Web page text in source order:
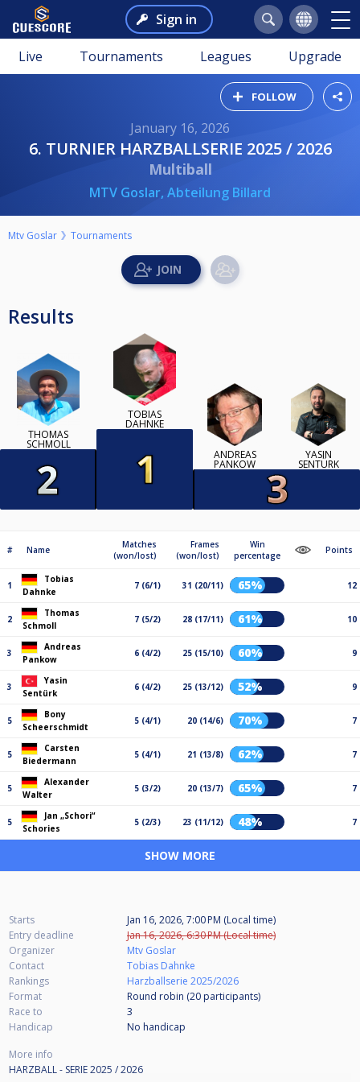
Sign in
Live Tournaments Leagues Upgrade
FOLLOW
January 16, 2026
6. TURNIER HARZBALLSERIE 2025 / 2026
Multiball
MTV Goslar, Abteilung Billard
Mtv Goslar Tournaments
Results
THOMAS
SCHMOLL
TOBIAS
DAHNKE
ANDREAS
PANKOW
YASIN
SENTÜRK
# Name
Matches
(won/lost)
Frames
(won/lost)
Win
percentage
Points
1
Tobias
Dahnke
7 (6/1) 31 (20/11) 65% 12
2
Thomas
Schmoll
7 (5/2) 28 (17/11) 61% 10
3
Andreas
Pankow
6 (4/2) 25 (15/10) 60% 9
3
Yasin
Sentürk
6 (4/2) 25 (13/12) 52% 9
5
Bony
Scheerschmidt
5 (4/1) 20 (14/6) 70% 7
5
Carsten
Biedermann
5 (4/1) 21 (13/8) 62% 7
5
Alexander
Walter
5 (3/2) 20 (13/7) 65% 7
5
Jan „Schori“
Schories
5 (2/3) 23 (11/12) 48% 7
SHOW MORE
Starts
Jan 16, 2026, 7:00 PM (Local time)
Entry deadline
Jan 16, 2026, 6:30 PM (Local time)
Organizer
Mtv Goslar
Contact
Tobias Dahnke
Rankings
Harzballserie 2025/2026
Format
Round robin (20 participants)
Race to
3
Handicap
No handicap
More info
HARZBALL - SERIE 2025 / 2026